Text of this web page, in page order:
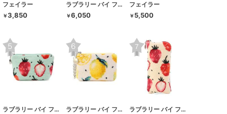
フェイラー
￥3,850
ラブラリー バイ フェイラー
￥6,050
フェイラー
￥ 5,500
ラブラリー バイ フェイラー ラブラリー バイ フェイラー ラブラリー バイ フェイラー